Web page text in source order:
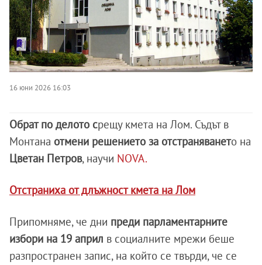
16 юни 2026 16:03
Обрат по делото срещу кмета на Лом. Съдът в
Монтана отмени решението за отстраняването на
Цветан Петров, научи NOVA.
Отстраниха от длъжност кмета на Лом
Припомняме, че дни преди парламентарните
избори на 19 април в социалните мрежи беше
разпространен запис, на който се твърди, че се